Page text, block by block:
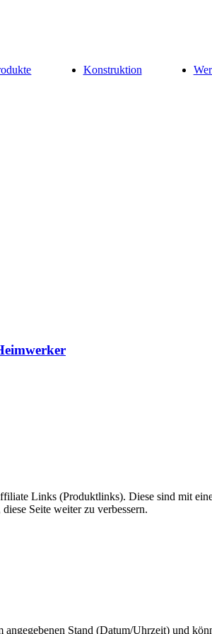
Konstruktion
Links (Produktlinks). Diese sind mit
Seite weiter zu verbessern.
Stand (Datum/Uhrzeit) und